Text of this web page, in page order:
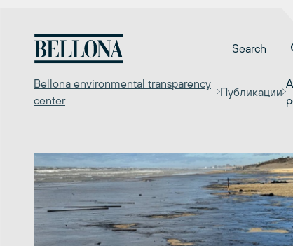
содержимому
Bellona environmental transparency
center
Публикации